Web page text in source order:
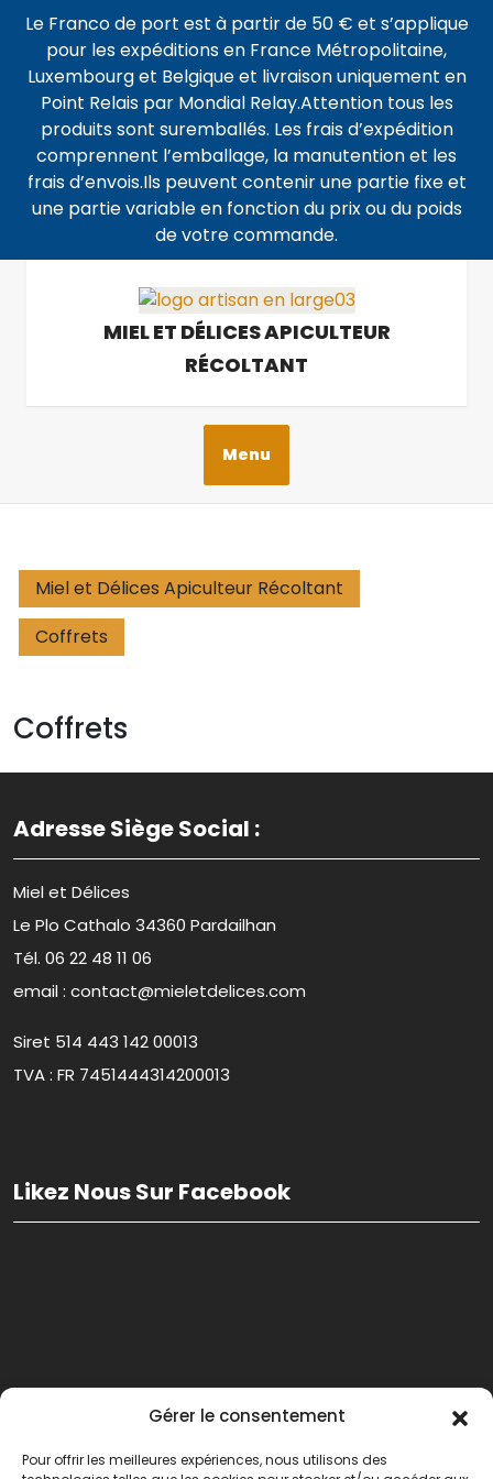
Le Franco de port est à partir de 50 € et s’applique
pour les expéditions en France Métropolitaine,
Luxembourg et Belgique et livraison uniquement en
Point Relais par Mondial Relay.Attention tous les
produits sont suremballés. Les frais d’expédition
comprennent l’emballage, la manutention et les
frais d’envois.Ils peuvent contenir une partie fixe et
une partie variable en fonction du prix ou du poids
de votre commande.
Gérer le consentement
Pour offrir les meilleures expériences, nous utilisons des
MIEL ET DÉLICES APICULTEUR
RÉCOLTANT
Menu
Miel et Délices Apiculteur Récoltant
Coffrets
Coffrets
Adresse Siège Social :
Miel et Délices
Le Plo Cathalo 34360 Pardailhan
Tél. 06 22 48 11 06
email : contact@mieletdelices.com
Siret 514 443 142 00013
TVA : FR 7451444314200013
Likez Nous Sur Facebook